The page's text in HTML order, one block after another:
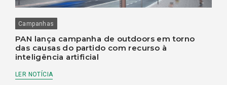
Campanhas
PAN lança campanha de outdoors em torno
das causas do partido com recurso à
inteligência artificial
LER NOTÍCIA